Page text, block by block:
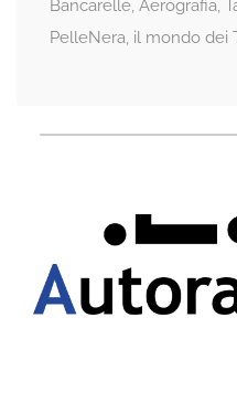
Bancarelle, Aerografia,
PelleNera, il mondo dei